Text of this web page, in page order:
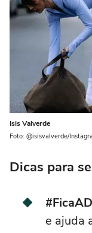
Isis Valverde
Foto: @isisvalverde/
Dicas para
e ajuda